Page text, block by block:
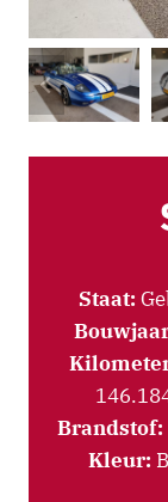
Staat:
Brandstof:
Kleur: